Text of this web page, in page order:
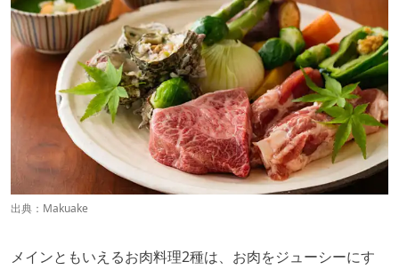
出典： Makuake
メインともいえるお肉料理2種は、お肉をジューシーにす